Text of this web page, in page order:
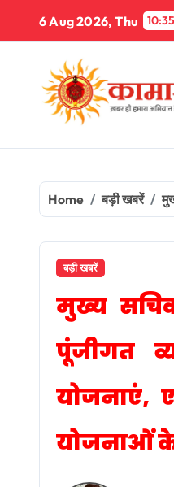
content
6 Aug 2026, Thu
Home बड़ी खबरें
बड़ी खबरें
मुख्य
पूंजीगत
योजनाएं,
योजनाओं